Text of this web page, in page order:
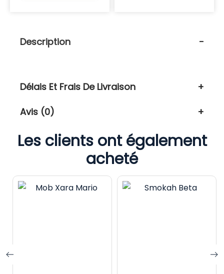
Description
Délais Et Frais De Livraison
Avis (0)
Les clients ont également
acheté